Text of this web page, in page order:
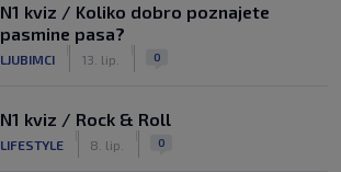
N1 kviz / Koliko dobro poznajete
pasmine pasa?
LJUBIMCI 13. lip. 0
N1 kviz / Rock & Roll
LIFESTYLE 8. lip. 0